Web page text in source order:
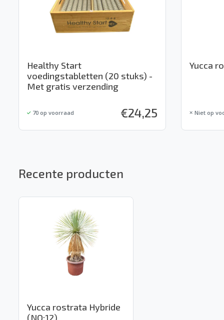
Healthy Start
voedingstabletten (20 stuks) -
Met gratis verzending
70 op voorraad €24,25
Yucca
Niet op
Recente producten
Yucca rostrata Hybride
(NO:12)